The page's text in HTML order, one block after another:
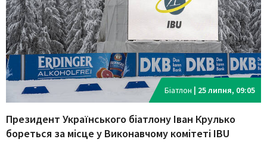
Біатлон | 25 липня, 09:05
Президент Українського біатлону Іван Крулько
бореться за місце у Виконавчому комітеті IBU